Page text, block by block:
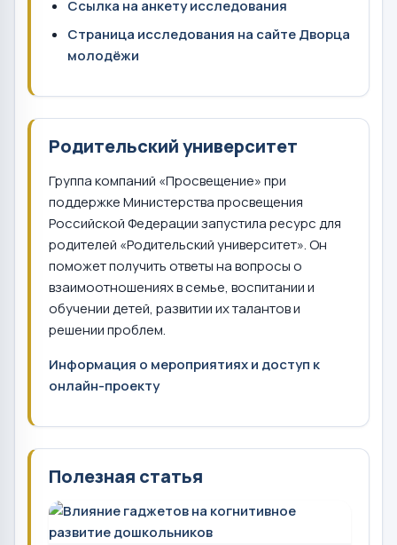
Ссылка на анкету исследования
Страница исследования на сайте Дворца
молодёжи
Родительский университет
Группа компаний «Просвещение» при
поддержке Министерства просвещения
Российской Федерации запустила ресурс для
родителей «Родительский университет». Он
поможет получить ответы на вопросы о
взаимоотношениях в семье, воспитании и
обучении детей, развитии их талантов и
решении проблем.
Информация о мероприятиях и доступ к
онлайн-проекту
Полезная статья